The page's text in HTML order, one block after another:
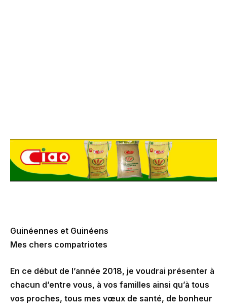
Guinéennes et Guinéens
Mes chers compatriotes
En ce début de l’année 2018, je voudrai présenter à
chacun d’entre vous, à vos familles ainsi qu’à tous
vos proches, tous mes vœux de santé, de bonheur